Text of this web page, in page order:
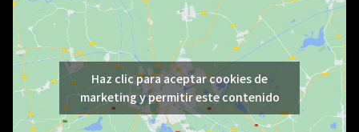
Haz clic para aceptar cookies de
marketing y permitir este contenido